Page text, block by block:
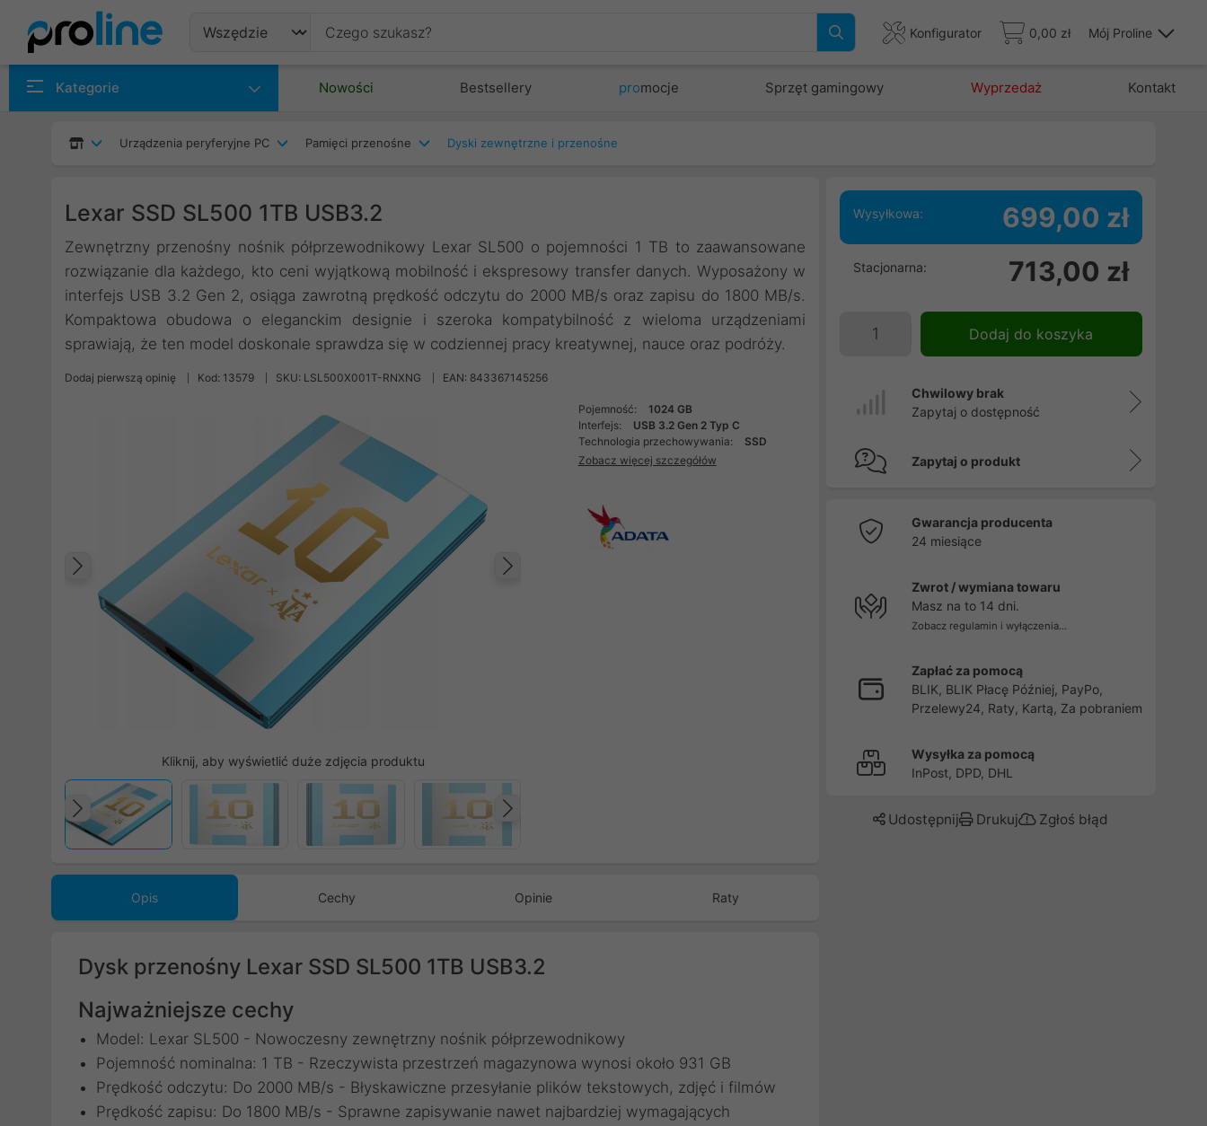
Konfigurator 0,00 zł Mój Proline
Kategorie Nowości Bestsellery promocje Sprzęt gamingowy Wyprzedaż Kontakt
Urządzenia peryferyjne PC Pamięci przenośne Dyski zewnętrzne i przenośne
Lexar SSD SL500 1TB USB3.2
Zewnętrzny przenośny nośnik półprzewodnikowy Lexar SL500 o pojemności 1 TB to zaawansowane
rozwiązanie dla każdego, kto ceni wyjątkową mobilność i ekspresowy transfer danych. Wyposażony w
interfejs USB 3.2 Gen 2, osiąga zawrotną prędkość odczytu do 2000 MB/s oraz zapisu do 1800 MB/s.
Kompaktowa obudowa o eleganckim designie i szeroka kompatybilność z wieloma urządzeniami
sprawiają, że ten model doskonale sprawdza się w codziennej pracy kreatywnej, nauce oraz podróży.
Dodaj pierwszą opinię Kod: 13579 SKU: LSL500X001T-RNXNG EAN: 843367145256
Poprzedni
Kliknij, aby wyświetlić duże zdjęcia produktu
Poprzedni
Pojemność:
1024 GB
Interfejs:
USB 3.2 Gen 2 Typ C
Technologia przechowywania:
SSD
Zobacz więcej szczegółów
Opis Cechy Opinie Raty
Dysk przenośny Lexar SSD SL500 1TB USB3.2
Najważniejsze cechy
Model: Lexar SL500 - Nowoczesny zewnętrzny nośnik półprzewodnikowy
Pojemność nominalna: 1 TB - Rzeczywista przestrzeń magazynowa wynosi około 931 GB
Prędkość odczytu: Do 2000 MB/s - Błyskawiczne przesyłanie plików tekstowych, zdjęć i filmów
Prędkość zapisu: Do 1800 MB/s - Sprawne zapisywanie nawet najbardziej wymagających
Wysyłkowa: 699,00 zł
Stacjonarna: 713,00 zł
Dodaj do koszyka
Chwilowy brak
Zapytaj o dostępność
Zapytaj o produkt
Gwarancja producenta
24 miesiące
Zwrot / wymiana towaru
Masz na to 14 dni.
Zobacz regulamin i wyłączenia...
Zapłać za pomocą
BLIK, BLIK Płacę Później, PayPo,
Przelewy24, Raty, Kartą, Za pobraniem
Wysyłka za pomocą
InPost, DPD, DHL
Udostępnij Drukuj Zgłoś błąd